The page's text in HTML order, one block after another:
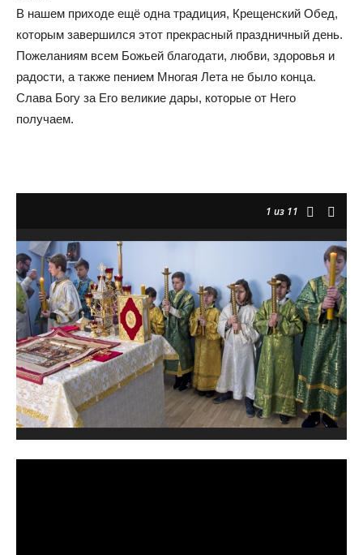
В нашем приходе ещё одна традиция, Крещенский Обед,
которым завершился этот прекрасный праздничный день.
Пожеланиям всем Божьей благодати, любви, здоровья и
радости, а также пением Многая Лета не было конца.
Слава Богу за Его великие дары, которые от Него
получаем.
1 из 11